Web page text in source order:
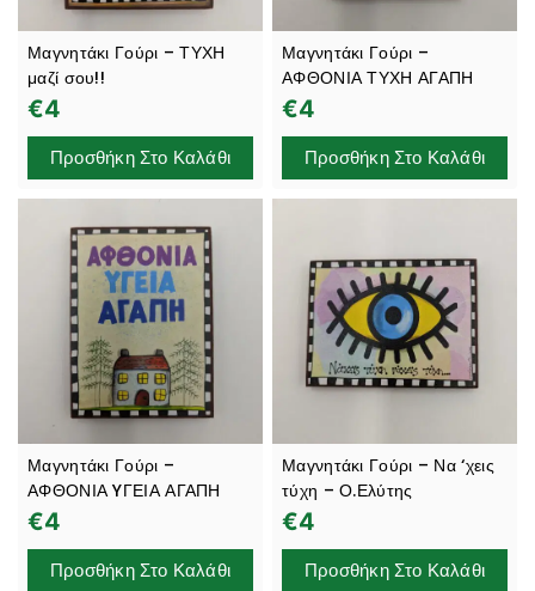
Μαγνητάκι Γούρι – ΤΥΧΗ
μαζί σου!!
€4
Προσθήκη Στο Καλάθι
Μαγνητάκι Γούρι –
ΑΦΘΟΝΙΑ ΤΥΧΗ ΑΓΑΠΗ
€4
Προσθήκη Στο Καλάθι
Μαγνητάκι Γούρι –
ΑΦΘΟΝΙΑ YΓΕΙΑ ΑΓΑΠΗ
€4
Προσθήκη Στο Καλάθι
Μαγνητάκι Γούρι – Να ‘χεις
τύχη – Ο.Ελύτης
€4
Προσθήκη Στο Καλάθι